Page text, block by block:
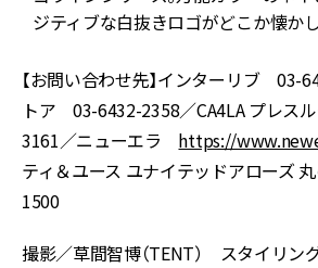
ジティブな白抜きロゴがどこか懐かし
【お問い合わせ先】インターリブ 03-
トア 03-6432-2358／CA4LA プレス
3161／ニューエラ https://
ティ＆ユース ユナイテッドアローズ
1500
撮影／草間智博（TENT） スタイリ